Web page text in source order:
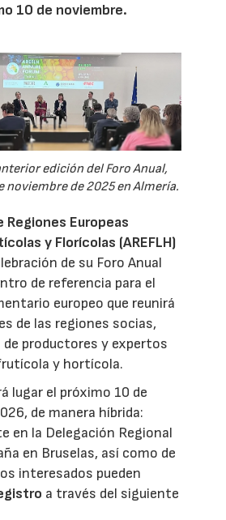
10 de noviembre.
edición del Foro Anual,
noviembre de 2025 en Almería.
Regiones Europeas
y Florícolas (AREFLH)
de su Foro Anual
de referencia para el
europeo que reunirá
de las regiones socias,
productores y expertos
y hortícola.
lugar el próximo 10 de
de manera híbrida:
en la Delegación Regional
en Bruselas, así como de
interesados pueden
a través del siguiente